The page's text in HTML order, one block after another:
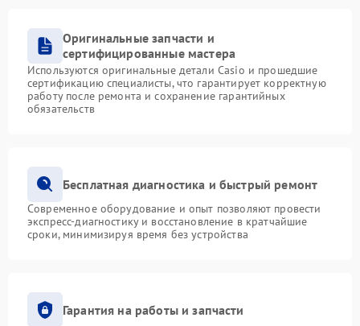
Оригинальные запчасти и
сертифицированные мастера
Используются оригинальные детали Casio и прошедшие
сертификацию специалисты, что гарантирует корректную
работу после ремонта и сохранение гарантийных
обязательств
Бесплатная диагностика и быстрый ремонт
Современное оборудование и опыт позволяют провести
экспресс-диагностику и восстановление в кратчайшие
сроки, минимизируя время без устройства
Гарантия на работы и запчасти